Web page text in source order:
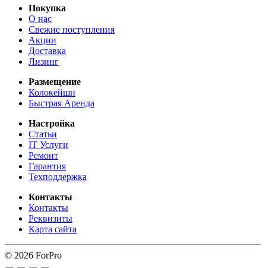
Покупка
О нас
Свежие поступления
Акции
Доставка
Лизинг
Размещение
Колокейшн
Быстрая Аренда
Настройка
Статьи
IT Услуги
Ремонт
Гарантия
Техподдержка
Контакты
Контакты
Реквизиты
Карта сайта
© 2026 ForPro